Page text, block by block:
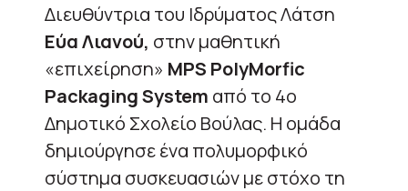
Διευθύντρια του Ιδρύματος Λάτση
Εύα Λιανού, στην μαθητική
«επιχείρηση» MPS​ PolyMorfic
Packaging System από το 4ο
Δημοτικό Σχολείο Βούλας. Η ομάδα
δημιούργησε ένα πολυμορφικό
σύστημα συσκευασιών με στόχο τη